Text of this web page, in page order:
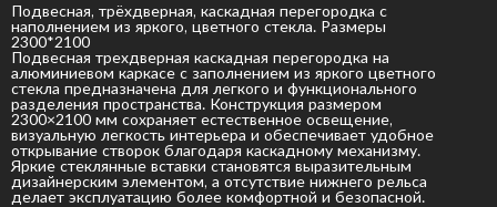
Подвесная, трёхдверная, каскадная перегородка с
наполнением из яркого, цветного стекла. Размеры
2300*2100
Подвесная трехдверная каскадная перегородка на
алюминиевом каркасе с заполнением из яркого цветного
стекла предназначена для легкого и функционального
разделения пространства. Конструкция размером
2300×2100 мм сохраняет естественное освещение,
визуальную легкость интерьера и обеспечивает удобное
открывание створок благодаря каскадному механизму.
Яркие стеклянные вставки становятся выразительным
дизайнерским элементом, а отсутствие нижнего рельса
делает эксплуатацию более комфортной и безопасной.